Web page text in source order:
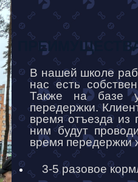
В нашей школе
нас есть
Также на базе
передержки.
время отъезда из
ним будут
время передержки
3-5 разовое